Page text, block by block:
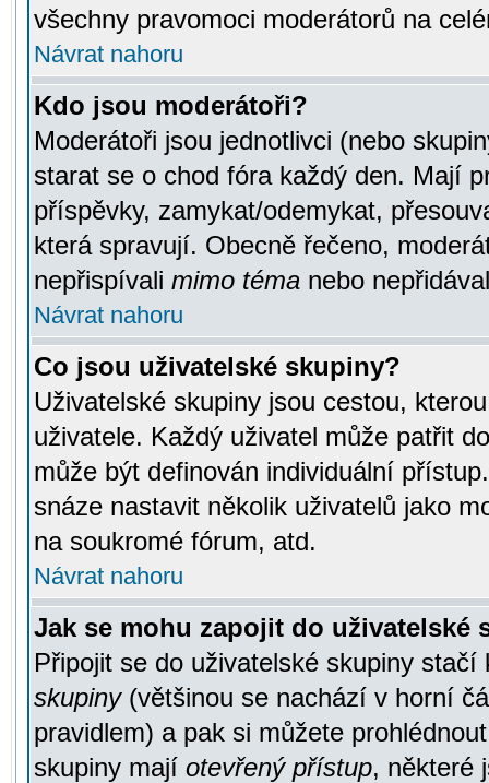
všechny pravomoci moderátorů na
Návrat nahoru
Kdo jsou moderátoři?
Moderátoři jsou jednotlivci (nebo
starat se o chod fóra každý den. Mají
příspěvky, zamykat/odemykat,
která spravují. Obecně řečeno,
nepřispívali mimo téma nebo
Návrat nahoru
Co jsou uživatelské skupiny?
Uživatelské skupiny jsou cestou,
uživatele. Každý uživatel může patřit
může být definován individuální
snáze nastavit několik uživatelů jako
na soukromé fórum, atd.
Návrat nahoru
Jak se mohu zapojit do uživatelské
Připojit se do uživatelské skupiny
skupiny(většinou se nachází v horní
pravidlem) a pak si můžete
skupiny mají otevřený přístup, některé